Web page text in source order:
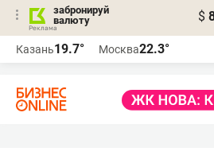
забронируй
валюту
$
Казань19.7° Москва22.3°